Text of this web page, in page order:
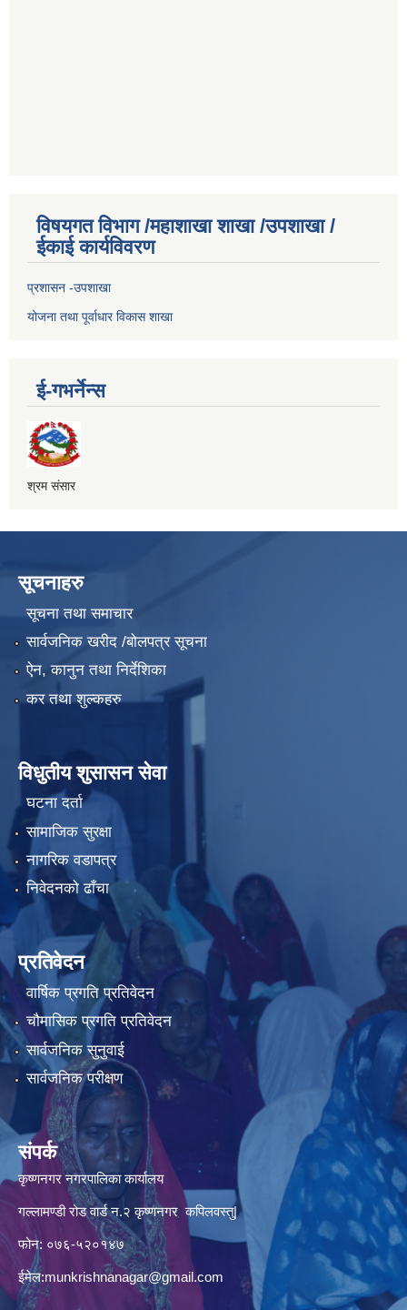
विषयगत विभाग /महाशाखा शाखा /उपशाखा /
ईकाई कार्यविवरण
प्रशासन -उपशाखा
योजना तथा पूर्वाधार विकास शाखा
ई-गभर्नेन्स
श्रम संसार
सूचनाहरु
सूचना तथा समाचार
सार्वजनिक खरीद /बोलपत्र सूचना
ऐन, कानुन तथा निर्देशिका
कर तथा शुल्कहरु
विधुतीय शुसासन सेवा
घटना दर्ता
सामाजिक सुरक्षा
नागरिक वडापत्र
निवेदनको ढाँचा
प्रतिवेदन
वार्षिक प्रगति प्रतिवेदन
चौमासिक प्रगति प्रतिवेदन
सार्वजनिक सुनुवाई
सार्वजनिक परीक्षण
संपर्क
कृष्णनगर नगरपालिका कार्यालय
गल्लामण्डी रोड वार्ड न.२ कृष्णनगर कपिलवस्तु|
फोन: ०७६-५२०१४७
ईमेल:munkrishnanagar@gmail.com